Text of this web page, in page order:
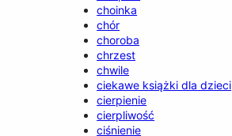
choinka
chór
choroba
chrzest
chwile
ciekawe książki dla dzieci
cierpienie
cierpliwość
ciśnienie